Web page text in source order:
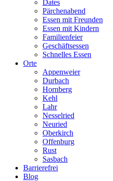
Dates
Pärchenabend
Essen mit Freunden
Essen mit Kindern
Familienfeier
Geschäftsessen
Schnelles Essen
Orte
Appenweier
Durbach
Hornberg
Kehl
Lahr
Nesselried
Neuried
Oberkirch
Offenburg
Rust
Sasbach
Barrierefrei
Blog